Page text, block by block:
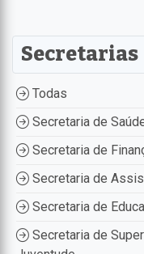
Secretarias
Todas
Secretaria de
Secretaria de
Secretaria de
Secretaria de
Secretaria de